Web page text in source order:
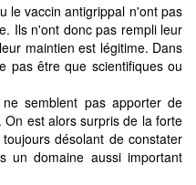
le vaccin antigrippal n'ont pas
Ils n'ont donc pas rempli leur
maintien est légitime. Dans
pas être que scientifiques ou
semblent pas apporter de
est alors surpris de la forte
désolant de constater
un domaine aussi important